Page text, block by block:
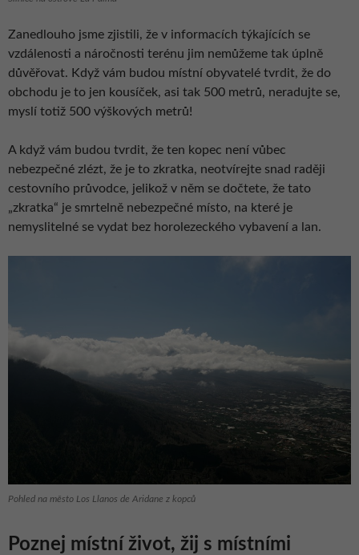
Zanedlouho jsme zjistili, že v informacích týkajících se
vzdálenosti a náročnosti terénu jim nemůžeme tak úplně
důvěřovat. Když vám budou místní obyvatelé tvrdit, že do
obchodu je to jen kousíček, asi tak 500 metrů, neradujte se,
myslí totiž 500 výškových metrů!
A když vám budou tvrdit, že ten kopec není vůbec
nebezpečné zlézt, že je to zkratka, neotvírejte snad raději
cestovního průvodce, jelikož v něm se dočtete, že tato
„zkratka“ je smrtelně nebezpečné místo, na které je
nemyslitelné se vydat bez horolezeckého vybavení a lan.
Pohled na město Los Llanos de Aridane z kopců
Poznej místní život, žij s místními